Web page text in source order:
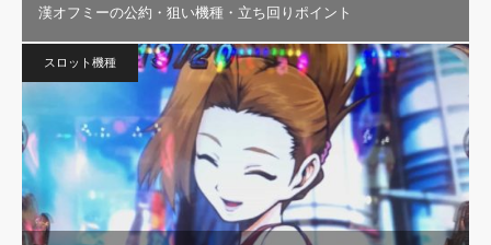
漢オフミーの公約・狙い機種・立ち回りポイント
スロット機種